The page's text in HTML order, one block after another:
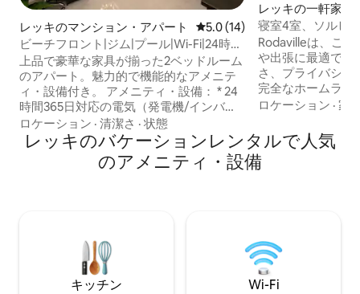
レッキのマンション・アパート レビュー14件、5つ星中5.0つ
5.0 (14)
ビーチフロント|ジム|プール|Wi-Fi|24時間
365日電源確保
上品で豪華な家具が揃った2ベッドルーム
のアパート。魅力的で機能的なアメニテ
ィ・設備付き。 アメニティ・設備： * 24
時間365日対応の電気（発電機/インバー
ター/EKEDC） * 非常に安全なエステート
*超高速Wi-Fi * 設備の充実したモダンなキ
ッチン * Netflix / Youtube / Amazon
Prime * Dstv * プール * ジム * PS5 * スマー
パー、レストラン、薬局へのアクセス。
ロケーション · 清潔さ · 状態
レッキの一軒家
寝室4室、ソルビ
Fi、247電気
Rodavilleは、ご
や出張に最適です
さ、プライバシー
完全なホームライ
特徴： * ピアノ *
ュリティ * 24時間
施設内のランドリ
備の充実したキッ
その周辺を自由に
ロケーション ·家
レッキのバケーションレンタルで人気
のアメニティ・設備
キッチン Wi-Fi